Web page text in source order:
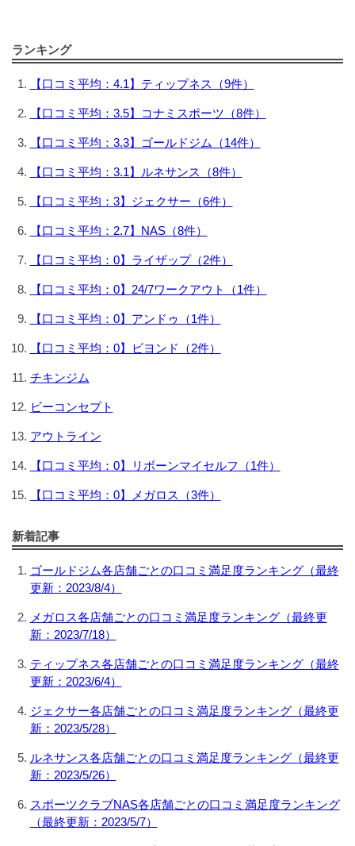
ランキング
【口コミ平均：4.1】ティップネス（9件）
【口コミ平均：3.5】コナミスポーツ（8件）
【口コミ平均：3.3】ゴールドジム（14件）
【口コミ平均：3.1】ルネサンス（8件）
【口コミ平均：3】ジェクサー（6件）
【口コミ平均：2.7】NAS（8件）
【口コミ平均：0】ライザップ（2件）
【口コミ平均：0】24/7ワークアウト（1件）
【口コミ平均：0】アンドゥ（1件）
【口コミ平均：0】ビヨンド（2件）
チキンジム
ビーコンセプト
アウトライン
【口コミ平均：0】リボーンマイセルフ（1件）
【口コミ平均：0】メガロス（3件）
新着記事
ゴールドジム各店舗ごとの口コミ満足度ランキング（最終
更新：2023/8/4）
メガロス各店舗ごとの口コミ満足度ランキング（最終更
新：2023/7/18）
ティップネス各店舗ごとの口コミ満足度ランキング（最終
更新：2023/6/4）
ジェクサー各店舗ごとの口コミ満足度ランキング（最終更
新：2023/5/28）
ルネサンス各店舗ごとの口コミ満足度ランキング（最終更
新：2023/5/26）
スポーツクラブNAS各店舗ごとの口コミ満足度ランキング
（最終更新：2023/5/7）